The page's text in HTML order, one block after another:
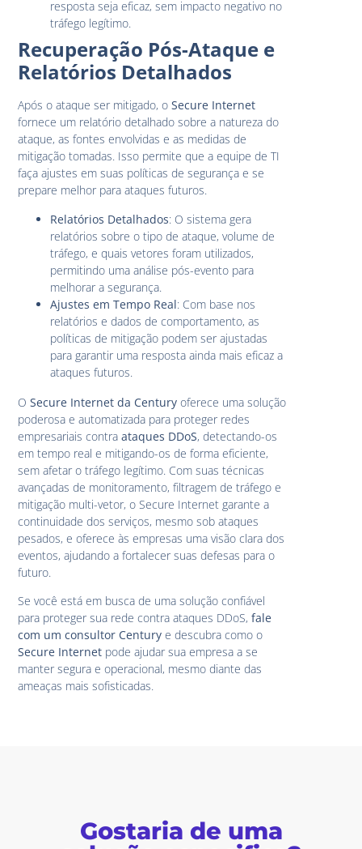
resposta seja eficaz, sem impacto negativo no
tráfego legítimo.
Recuperação Pós-Ataque e
Relatórios Detalhados
Após o ataque ser mitigado, oSecure Internet
fornece um relatório detalhado sobre a natureza do
ataque, as fontes envolvidas e as medidas de
mitigação tomadas. Isso permite que a equipe de TI
faça ajustes em suas políticas de segurança e se
prepare melhor para ataques futuros.
Relatórios Detalhados: O sistema gera
relatórios sobre o tipo de ataque, volume de
tráfego, e quais vetores foram utilizados,
permitindo uma análise pós-evento para
melhorar a segurança.
Ajustes em Tempo Real: Com base nos
relatórios e dados de comportamento, as
políticas de mitigação podem ser ajustadas
para garantir uma resposta ainda mais eficaz a
ataques futuros.
OSecure Internet da Century oferece uma solução
poderosa e automatizada para proteger redes
empresariais contraataques DDoS, detectando-os
em tempo real e mitigando-os de forma eficiente,
sem afetar o tráfego legítimo. Com suas técnicas
avançadas de monitoramento, filtragem de tráfego e
mitigação multi-vetor, o Secure Internet garante a
continuidade dos serviços, mesmo sob ataques
pesados, e oferece às empresas uma visão clara dos
eventos, ajudando a fortalecer suas defesas para o
futuro.
Se você está em busca de uma solução confiável
para proteger sua rede contra ataques DDoS,fale
com um consultor Century e descubra como o
Secure Internet pode ajudar sua empresa a se
manter segura e operacional, mesmo diante das
ameaças mais sofisticadas.
Gostaria de uma